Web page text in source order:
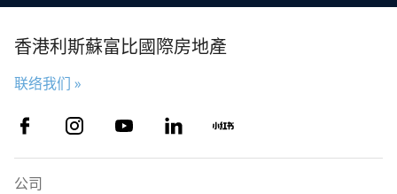
香港利斯蘇富比國際房地產
联络我们 »
公司